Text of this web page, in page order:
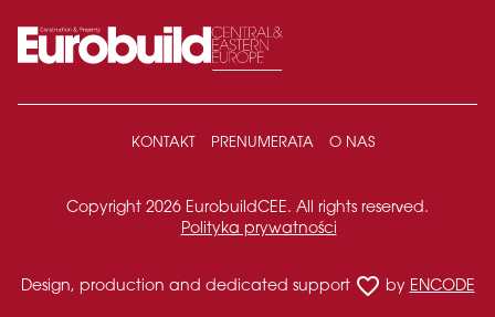
KONTAKT PRENUMERATA O NAS
Copyright 2026 EurobuildCEE. All rights reserved.
Polityka prywatności
Design, production and dedicated support favorite_border by ENCODE